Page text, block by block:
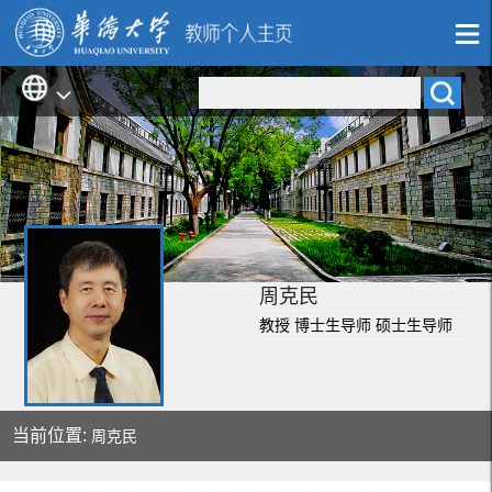
周克民
教授 博士生导师 硕士生导师
当前位置: 周克民